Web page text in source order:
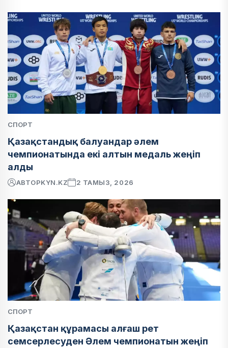
СПОРТ
Қазақстандық балуандар әлем
чемпионатында екі алтын медаль жеңіп
алды
АВТОРKYN.KZ 2 ТАМЫЗ, 2026
СПОРТ
Қазақстан құрамасы алғаш рет
семсерлесуден Әлем чемпионатын жеңіп